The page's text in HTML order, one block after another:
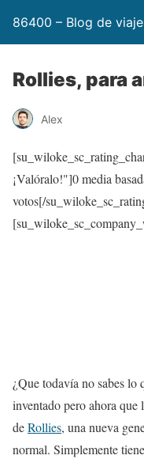
86400 – Blog de
Rollies, para
Alex
¡Valóralo!"]0media
votos[/
¿Que todavía no sabes lo
inventado pero ahora que
deRollies, una nueva
normal. Simplemente